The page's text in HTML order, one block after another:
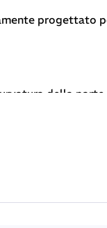
progettato
della parte
nei